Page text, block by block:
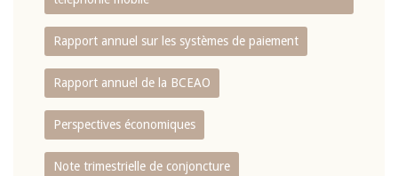
Rapport annuel sur les systèmes de paiement
Rapport annuel de la BCEAO
Perspectives économiques
Note trimestrielle de conjoncture